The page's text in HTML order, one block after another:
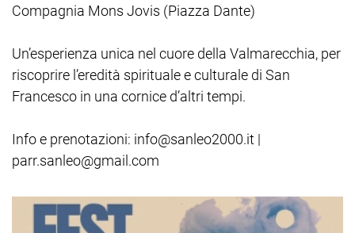
Compagnia Mons Jovis (Piazza Dante)
Un’esperienza unica nel cuore della Valmarecchia, per
riscoprire l’eredità spirituale e culturale di San
Francesco in una cornice d’altri tempi.
Info e prenotazioni: info@sanleo2000.it |
parr.sanleo@gmail.com